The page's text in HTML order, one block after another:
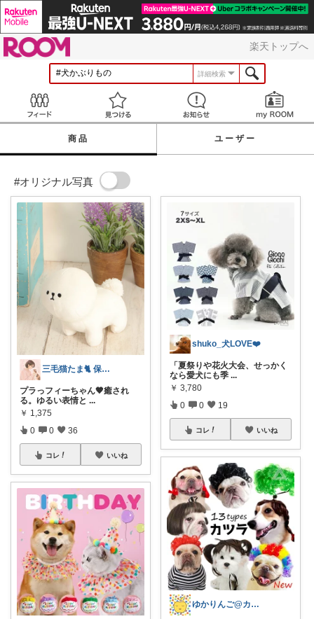
楽天トップへ
詳細検索
見つける お知らせ
商品 ユーザー
#オリジナル写真
三毛猫たま🐈 保育士⭐️健康オタク
プラっフィーちゃん🤎癒され
る。ゆるい表情と ...
￥ 1,375
0 0 36
コレ いいね
shuko_犬LOVE❤️
「夏祭りや花火大会、せっかく
なら愛犬にも季 ...
￥ 3,780
0 0 19
コレ いいね
ゆかりんご@カラフル好きママ